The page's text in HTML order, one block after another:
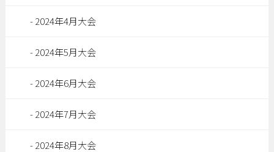
2024年4月大会
2024年5月大会
2024年6月大会
2024年7月大会
2024年8月大会